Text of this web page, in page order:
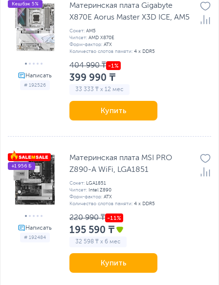
# 192526
Кешбэк 5%
Материнская плата Gigabyte
X870E Aorus Master X3D ICE, AM5
Сокет: AM5
Чипсет: AMD X870E
Форм-фактор: ATX
Количество слотов памяти: 4 x DDR5
404 990 ₸
399 990 ₸
33 333 ₸ x 12 мес
Купить
# 192484
+1 956 Б
Материнская плата MSI PRO
Z890-A WiFi, LGA1851
Сокет:
LGA1851
Чипсет: Intel Z890
Форм-фактор: ATX
Количество слотов памяти: 4 x DDR5
220 990 ₸
195 590 ₸
32 598 ₸ x 6 мес
Купить